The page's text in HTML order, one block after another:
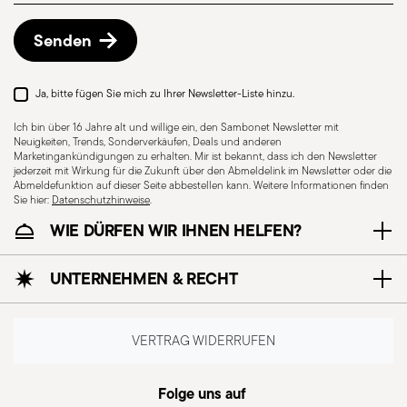
geeignet
COOKWARE - Unsachgemäßer Gebrauch von
Kochtöpfen kann zu Verletzungen führen –
verwendet werden. Für eine sichere Anwendung
da er beschädigt werden oder überhitzen und so
Prüfen Sie, ob der Griff fest sitzt und sich nicht
Rückgaberichtlinien-Seite
Vorgehensweise.
Senden
Ja, bitte fügen Sie mich zu Ihrer Newsletter-Liste hinzu.
Ich bin über 16 Jahre alt und willige ein, den Sambonet Newsletter mit
Neuigkeiten, Trends, Sonderverkäufen, Deals und anderen
Marketingankündigungen zu erhalten. Mir ist bekannt, dass ich den Newsletter
jederzeit mit Wirkung für die Zukunft über den Abmeldelink im Newsletter oder die
Abmeldefunktion auf dieser Seite abbestellen kann. Weitere Informationen finden
Sie hier: Datenschutzhinweise.
WIE DÜRFEN WIR IHNEN HELFEN?
UNTERNEHMEN & RECHT
VERTRAG WIDERRUFEN
Folge uns auf